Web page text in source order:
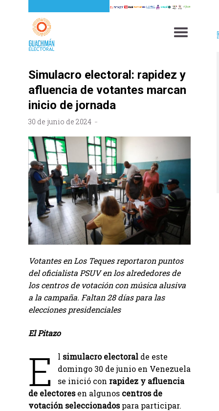
Simulacro electoral: rapidez y
afluencia de votantes marcan
inicio de jornada
30 de junio de 2024
Votantes en Los Teques reportaron puntos
del oficialista PSUV en los alrededores de
los centros de votación con música alusiva
a la campaña. Faltan 28 días para las
elecciones presidenciales
El Pitazo
E l simulacro electoral de este
domingo 30 de junio en Venezuela
se inició con rapidez y afluencia
de electoresen algunos centros de
votación seleccionadospara participar.